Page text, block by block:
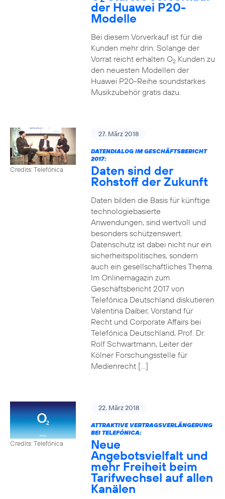
der Huawei P20-
Modelle
Bei diesem Vorverkauf ist für die
Kunden mehr drin: Solange der
Vorrat reicht erhalten O2Kunden zu
den neuesten Modellen der
Huawei P20-Reihe soundstarkes
Musikzubehör gratis dazu.
Credits: Telefónica
27. März 2018
DATENDIALOG IM GESCHÄFTSBERICHT
2017:
Daten sind der
Rohstoff der Zukunft
Daten bilden die Basis für künftige
technologiebasierte
Anwendungen, sind wertvoll und
besonders schützenswert.
Datenschutz ist dabei nicht nur ein
sicherheitspolitisches, sondern
auch ein gesellschaftliches Thema.
Im Onlinemagazin zum
Geschäftsbericht 2017 von
Telefónica Deutschland diskutieren
Valentina Daiber, Vorstand für
Recht und Corporate Affairs bei
Telefónica Deutschland, Prof. Dr.
Rolf Schwartmann, Leiter der
Kölner Forschungsstelle für
Medienrecht […]
Credits: Telefónica
22. März 2018
ATTRAKTIVE VERTRAGSVERLÄNGERUNG
BEI TELEFÓNICA:
Neue
Angebotsvielfalt und
mehr Freiheit beim
Tarifwechsel auf allen
Kanälen